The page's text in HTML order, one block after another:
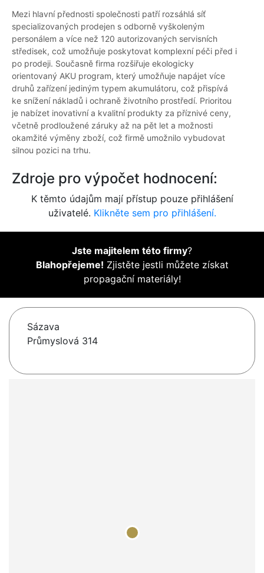
Mezi hlavní přednosti společnosti patří rozsáhlá síť
specializovaných prodejen s odborně vyškoleným
personálem a více než 120 autorizovaných servisních
středisek, což umožňuje poskytovat komplexní péči před i
po prodeji. Současně firma rozšiřuje ekologicky
orientovaný AKU program, který umožňuje napájet více
druhů zařízení jediným typem akumulátoru, což přispívá
ke snížení nákladů i ochraně životního prostředí. Prioritou
je nabízet inovativní a kvalitní produkty za příznivé ceny,
včetně prodloužené záruky až na pět let a možnosti
okamžité výměny zboží, což firmě umožnilo vybudovat
silnou pozici na trhu.
Zdroje pro výpočet hodnocení:
K těmto údajům mají přístup pouze přihlášení
uživatelé. Klikněte sem pro přihlášení.
Jste majitelem této firmy?
Blahopřejeme! Zjistěte jestli můžete získat
propagační materiály!
Sázava
Průmyslová 314